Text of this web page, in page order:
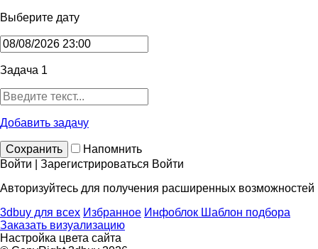
Выберите дату
Задача 1
Добавить задачу
Сохранить
Напомнить
Войти | Зарегистрироваться Войти
Авторизуйтесь для получения расширенных возможностей
3dbuy для всех Избранное Инфоблок Шаблон подбора
Заказать визуализацию
Настройка цвета сайта